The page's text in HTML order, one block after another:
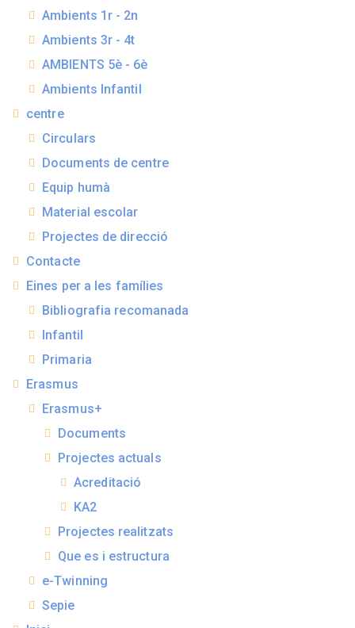
Ambients 1r - 2n
Ambients 3r - 4t
AMBIENTS 5è - 6è
Ambients Infantil
centre
Circulars
Documents de centre
Equip humà
Material escolar
Projectes de direcció
Contacte
Eines per a les famílies
Bibliografia recomanada
Infantil
Primaria
Erasmus
Erasmus+
Documents
Projectes actuals
Acreditació
KA2
Projectes realitzats
Que es i estructura
e-Twinning
Sepie